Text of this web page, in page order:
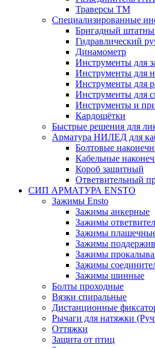
Траверсы ТМ
Специализированные
Бригадный
Гидравлический
Динамометр
Инструменты для
Инструменты для
Инструменты для
Инструменты для
Инструменты и
Кардощётки
Быстрые решения для
Арматура НИЛЕД для
Болтовые
Кабельные
Короб защитный
Ответвительный
СИП АРМАТУРА ENSTO
Зажимы Ensto
Зажимы анкерные
Зажимы
Зажимы
Зажимы
Зажимы
Зажимы
Зажимы шинные
Болты проходные
Вязки спиральные
Дистанционные
Рычаги для натяжки
Оттяжки
Защита от птиц